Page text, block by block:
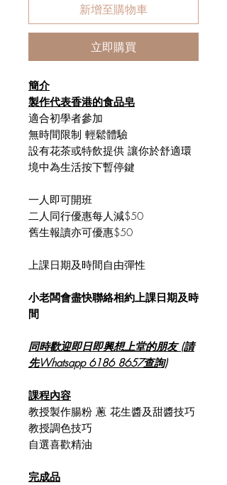
新增至購物車
立即購買
簡介
製作代表香港的食品皂
適合初學者參加
無時間限制 輕鬆體驗
設有花茶或特飲提供 讓你於舒適環
境中為生活按下暫停鍵
一人即可開班
二人同行優惠每人減$50
舊生報讀亦可優惠$50
上課日期及時間自由彈性
小老闆會盡快聯絡相約上課日期及時
間
同時歡迎即日即興想上堂的朋友 (請
先Whatsapp 6186 8657查詢)
課程內容
教授製作腸粉 蔥 花生醬及甜醬技巧
教授調色技巧
自選喜歡精油
完成品